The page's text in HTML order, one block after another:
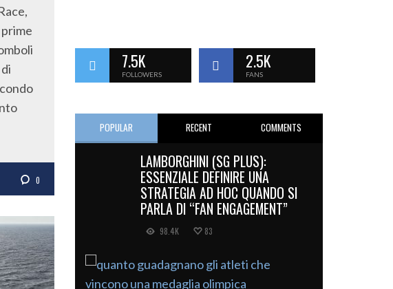
0
7.5K
FOLLOWERS
2.5K
FANS
POPULAR RECENT COMMENTS
LAMBORGHINI (SG PLUS):
ESSENZIALE DEFINIRE UNA
STRATEGIA AD HOC QUANDO SI
PARLA DI “FAN ENGAGEMENT”
98.4K 83